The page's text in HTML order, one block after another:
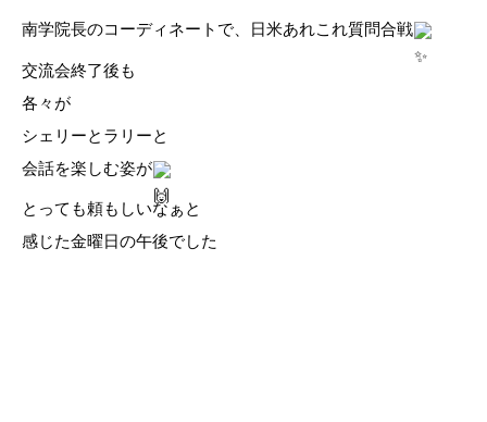
南学院長のコーディネートで、日米あれこれ質問合戦
交流会終了後も
各々が
シェリーとラリーと
会話を楽しむ姿が
とっても頼もしいなぁと
感じた金曜日の午後でした